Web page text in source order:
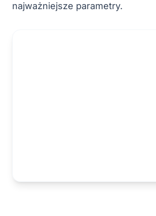
najważniejsze parametry.